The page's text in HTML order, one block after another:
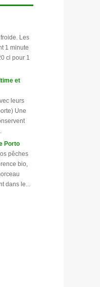
Les
1 minute
cl pour 1
et
leurs
Une
Porto
pêches
bio,
dans le...